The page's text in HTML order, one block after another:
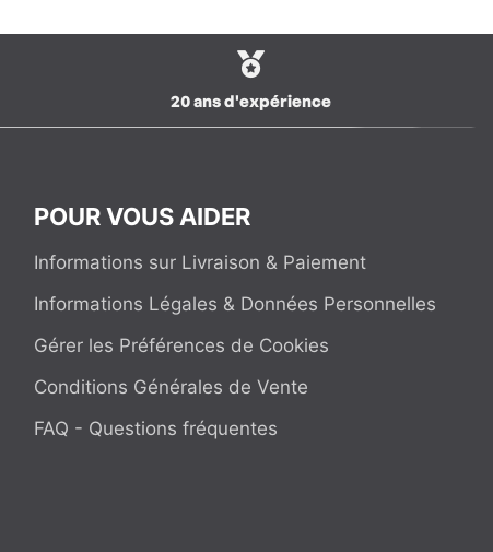
20 ans d'expérience
POUR VOUS AIDER
Informations sur Livraison & Paiement
Informations Légales & Données Personnelles
Gérer les Préférences de Cookies
Conditions Générales de Vente
FAQ - Questions fréquentes